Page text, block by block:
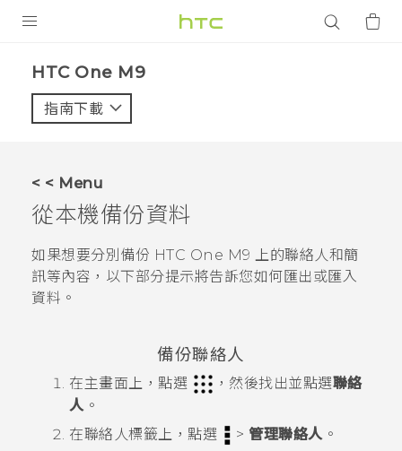
VIVE
應用程式
HTC One M9‎
指南下載
< < Menu
從本機備份資料
如果想要分別備份 HTC One M9 上的聯絡人和簡
訊等內容，以下部分提示將告訴您如何匯出或匯入
資料。
備份聯絡人
在主畫面上，點選 ，然後找出並點選聯絡
人。
在聯絡人標籤上，點選 > 管理聯絡人。